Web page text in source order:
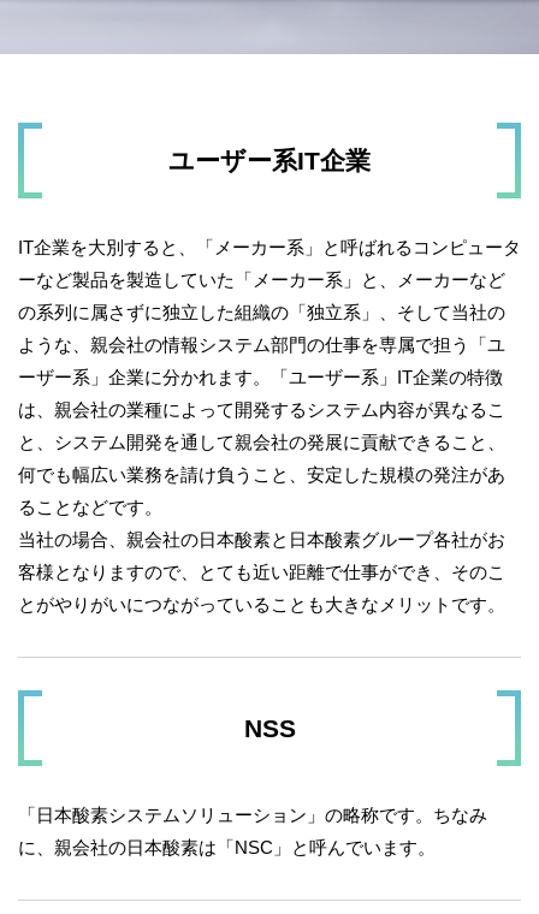
ユーザー系IT企業
IT企業を大別すると、「メーカー系」と呼ばれるコンピュータ
ーなど製品を製造していた「メーカー系」と、メーカーなど
の系列に属さずに独立した組織の「独立系」、そして当社の
ような、親会社の情報システム部門の仕事を専属で担う「ユ
ーザー系」企業に分かれます。「ユーザー系」IT企業の特徴
は、親会社の業種によって開発するシステム内容が異なるこ
と、システム開発を通して親会社の発展に貢献できること、
何でも幅広い業務を請け負うこと、安定した規模の発注があ
ることなどです。
当社の場合、親会社の日本酸素と日本酸素グループ各社がお
客様となりますので、とても近い距離で仕事ができ、そのこ
とがやりがいにつながっていることも大きなメリットです。
NSS
「日本酸素システムソリューション」の略称です。ちなみ
に、親会社の日本酸素は「NSC」と呼んでいます。